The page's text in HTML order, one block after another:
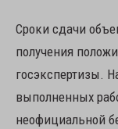
Сроки сдачи
получения
госэкспертизы.
выполненных
неофициальной